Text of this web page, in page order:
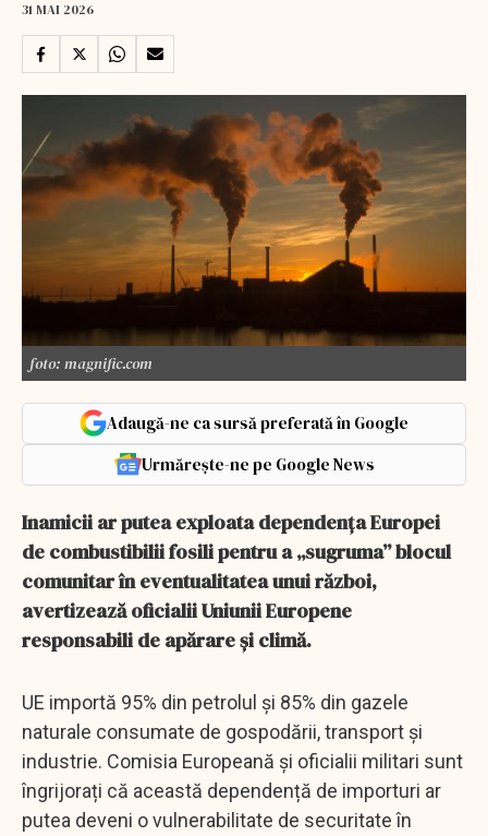
31 MAI 2026
foto: magnific.com
Adaugă-ne ca sursă preferată în Google
Urmărește-ne pe Google News
Inamicii ar putea exploata dependența Europei
de combustibilii fosili pentru a „sugruma” blocul
comunitar în eventualitatea unui război,
avertizează oficialii Uniunii Europene
responsabili de apărare și climă.
UE importă 95% din petrolul și 85% din gazele
naturale consumate de gospodării, transport și
industrie. Comisia Europeană și oficialii militari sunt
îngrijorați că această dependență de importuri ar
putea deveni o vulnerabilitate de securitate în